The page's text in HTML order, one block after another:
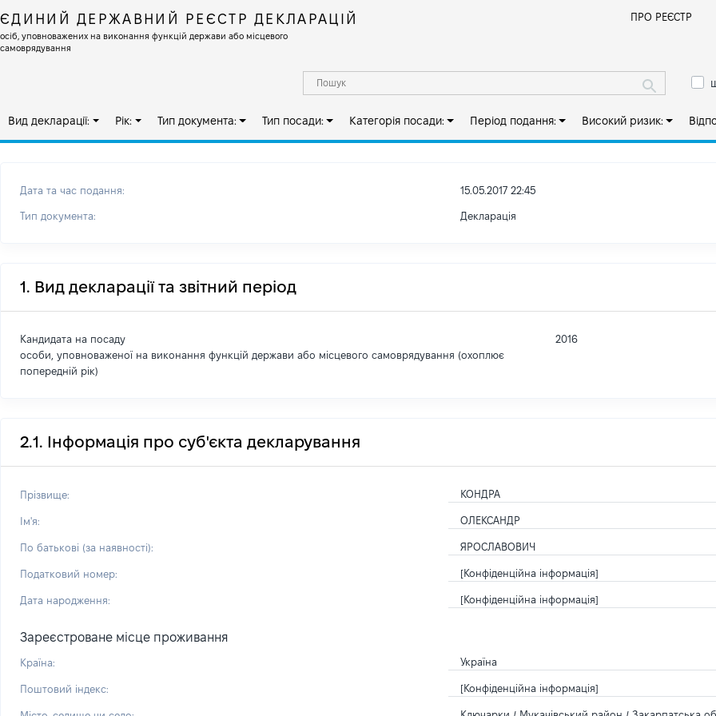
ЄДИНИЙ ДЕРЖАВНИЙ РЕЄСТР ДЕКЛАРАЦІЙ
осіб, уповноважених на виконання функцій держави або місцевого
самоврядування
ПРО РЕЄСТР
Вид декларації: Рік: Тип документа: Тип посади: Категорія посади: Період подання: Високий ризик:
Дата та час подання: 15.05.2017 22:45
Тип документа: Декларація
1. Вид декларації та звітний період
Кандидата на посаду
особи, уповноваженої на виконання функцій держави або місцевого самоврядування (охоплює
попередній рік)
2016
2.1. Інформація про суб'єкта декларування
Прізвище: КОНДРА
Ім'я: ОЛЕКСАНДР
По батькові (за наявності): ЯРОСЛАВОВИЧ
Податковий номер: [Конфіденційна інформація]
Дата народження: [Конфіденційна інформація]
Зареєстроване місце проживання
Країна: Україна
Поштовий індекс: [Конфіденційна інформація]